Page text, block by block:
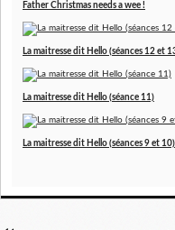
Father Christmas needs a wee !
La maitresse dit Hello (séances 12 et
La maitresse dit Hello (séance 11)
La maitresse dit Hello (séances 9 et 10)